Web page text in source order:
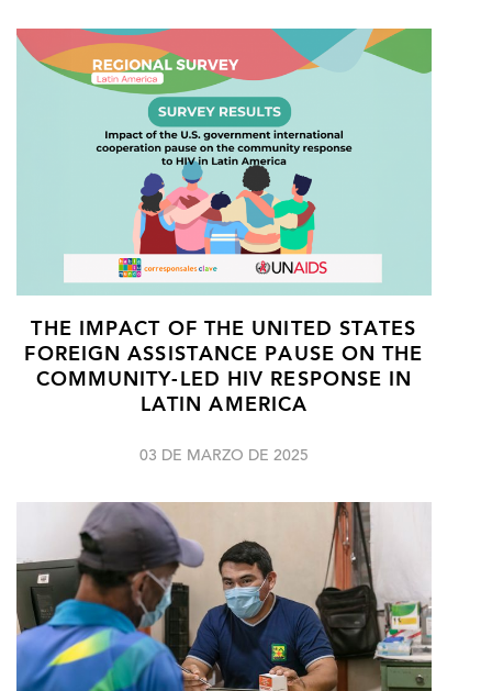
THE IMPACT OF THE UNITED STATES
FOREIGN ASSISTANCE PAUSE ON THE
COMMUNITY-LED HIV RESPONSE IN
LATIN AMERICA
03 DE MARZO DE 2025